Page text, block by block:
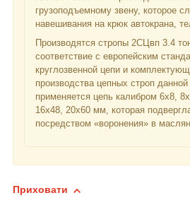
грузоподъемному звену, которое
навешивания на крюк автокрана,
Производятся стропы 2СЦвп 3.4
соответствие с европейским
круглозвенной цепи и
производства цепных строп данной
применяется цепь калибром 6х8,
16х48, 20х60 мм, которая
посредством «воронения» в
Приховати